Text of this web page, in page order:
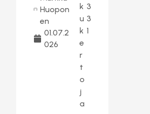
Huopon
en
01.07.2
026
k
u
k
e
r
t
o
j
a
3
3
1